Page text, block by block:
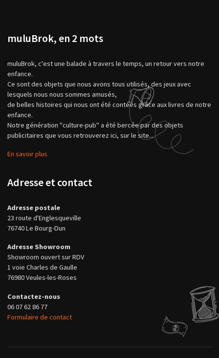
muluBrok, en 2 mots
muluBrok, c'est une balade à travers le temps, un retour vers notre
enfance.
Ce sont des objets que nous avons tous utilisés, des jeux avec
lesquels nous nous sommes amusés,
de belles histoires qui nous ont été contées grâce aux livres de notre
enfance.
Notre génération "culture-pub" a été bercée par des objets
publicitaires que vous retrouverez ici, sur le site...
En savoir plus
Adresse et contact
Adresse postale
23 route d'Englesqueville
76740 Le Bourg-Dun
Adresse Showroom
Showroom ouvert sur RDV
1 voie Charles de Gaulle
76980 Veules-les-Roses
Contactez-nous
06 07 62 86 77
Formulaire de contact